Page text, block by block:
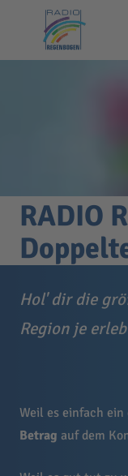
RADIO
Hol' dir die
Region je
Weil es einfach
Betrag auf dem